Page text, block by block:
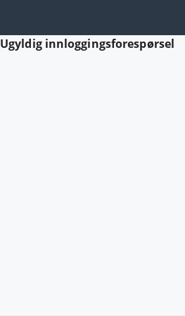
Ugyldig innloggingsforespørsel